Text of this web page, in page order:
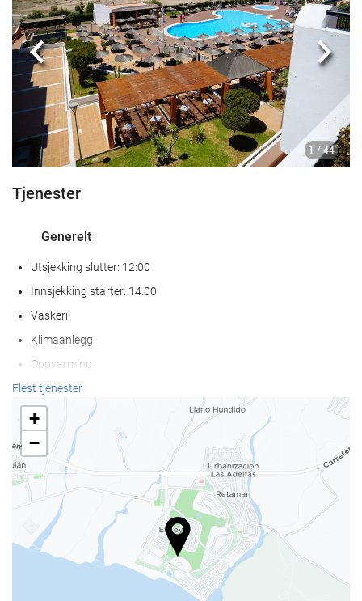
1 / 44
Forrige
Tjenester
Generelt
Utsjekking slutter: 12:00
Innsjekking starter: 14:00
Vaskeri
Klimaanlegg
Oppvarming
Heis
Beliggenhet ved stranden
Tilgjengelighet for personer med redusert bevegelighet
Rom for ikke-røykere
Røykfritt på hele overnattingsstedet
Røykeområde
Kjæledyr ikke tillatt
Flest tjenester
+
−